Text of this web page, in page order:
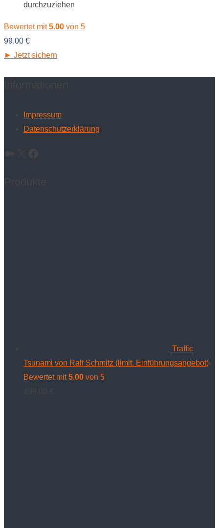
durchzuziehen
Bewertet mit5.00 von 5
99,00 €
► Jetzt sichern
Impressum
Datenschutzerklärung
Traffic
Tsunami von Ralf Schmitz (limit. Einführungsangebot)
Bewertet mit5.00 von 5